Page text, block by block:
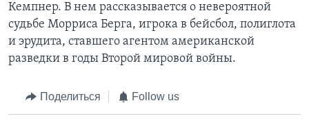
Кемпнер. В нем рассказывается о невероятной
судьбе Морриса Берга, игрока в бейсбол, полиглота
и эрудита, ставшего агентом американской
разведки в годы Второй мировой войны.
Поделиться Follow us